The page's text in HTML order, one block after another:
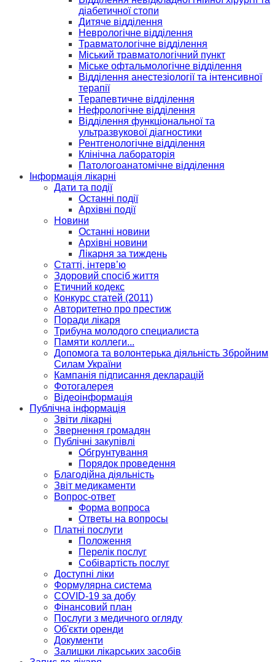
діабетичної стопи
Дитяче відділення
Неврологічне відділення
Травматологічне відділення
Міський травматологічний пункт
Міське офтальмологічне відділення
Відділення анестезіології та інтенсивної
терапії
Терапевтичне відділення
Нефрологічне відділення
Відділення функціональної та
ультразвукової діагностики
Рентгенологічне відділення
Клінічна лабораторія
Патологоанатомічне відділення
Інформація лікарні
Дати та події
Останні події
Архівні події
Новини
Останні новини
Архівні новини
Лікарня за тиждень
Статті, інтерв’ю
Здоровий спосіб життя
Етичний кодекс
Конкурс статей (2011)
Авторитетно про престиж
Поради лікаря
Трибуна молодого специалиста
Памяти коллеги...
Допомога та волонтерька діяльність Збройним
Силам України
Кампанія підписання декларацій
Фотогалерея
Відеоінформація
Публічна інформація
Звіти лікарні
Звернення громадян
Публічні закупівлі
Обгрунтування
Порядок проведення
Благодійна діяльність
Звіт медикаменти
Вопрос-ответ
Форма вопроса
Ответы на вопросы
Платні послуги
Положення
Перелік послуг
Собівартість послуг
Доступні ліки
Формулярна система
COVID-19 за добу
Фінансовий план
Послуги з медичного огляду
Об'єкти оренди
Документи
Залишки лікарських засобів